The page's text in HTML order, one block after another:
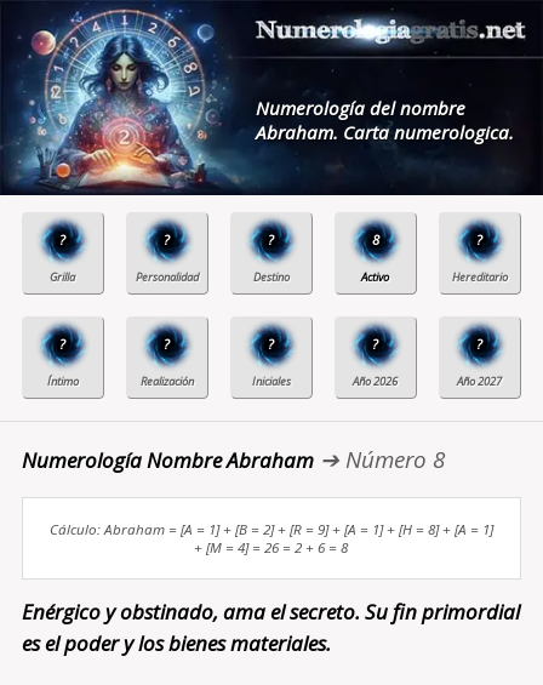
Numerología del nombre
Abraham. Carta numerologica.
? ? ? 8 ?
? ? ? ? ?
Numerología Nombre Abraham➔ Número 8
Cálculo: Abraham = [A = 1] + [B = 2] + [R = 9] + [A = 1] + [H = 8] + [A = 1]
+ [M = 4] = 26 = 2 + 6 = 8
Enérgico y obstinado, ama el secreto. Su fin primordial
es el poder y los bienes materiales.